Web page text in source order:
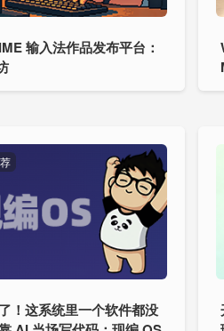
输入法作品发布平台：
！这系统里一个软件都没